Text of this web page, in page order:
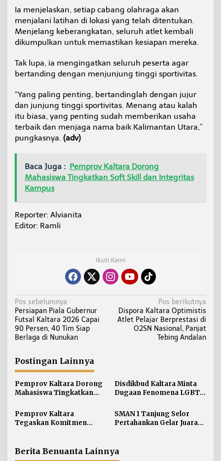
Ia menjelaskan, setiap cabang olahraga akan
menjalani latihan di lokasi yang telah ditentukan.
Menjelang keberangkatan, seluruh atlet kembali
dikumpulkan untuk memastikan kesiapan mereka.
Tak lupa, ia mengingatkan seluruh peserta agar
bertanding dengan menjunjung tinggi sportivitas.
“Yang paling penting, bertandinglah dengan jujur
dan junjung tinggi sportivitas. Menang atau kalah
itu biasa, yang penting sudah memberikan usaha
terbaik dan menjaga nama baik Kalimantan Utara,”
pungkasnya. (adv)
Baca Juga : Pemprov Kaltara Dorong
Mahasiswa Tingkatkan Soft Skill dan Integritas
Kampus
Reporter: Alvianita
Editor: Ramli
Ikuti Kami
N
a
v
i
a
s
i
p
o
s
Pos sebelumnya
Persiapan Piala Gubernur
Futsal Kaltara 2026 Capai
90 Persen, 40 Tim Siap
Berlaga di Nunukan
Pos berikutnya
Dispora Kaltara Optimistis
Atlet Pelajar Berprestasi di
O2SN Nasional, Panjat
Tebing Andalan
Postingan Lainnya
Pemprov Kaltara Dorong
Mahasiswa Tingkatkan
Kampus
Disdikbud Kaltara Minta
Dugaan Fenomena LGBT
Disikapi dengan
Pengawasan dan
Pemprov Kaltara
Tegaskan Komitmen
Nunukan Secara Bertahap
SMAN 1 Tanjung Selor
Pertahankan Gelar Juara
Berita Benuanta Lainnya